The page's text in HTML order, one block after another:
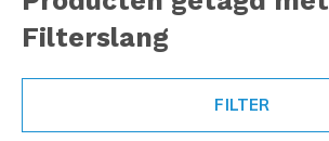
Filterslang
FILTER